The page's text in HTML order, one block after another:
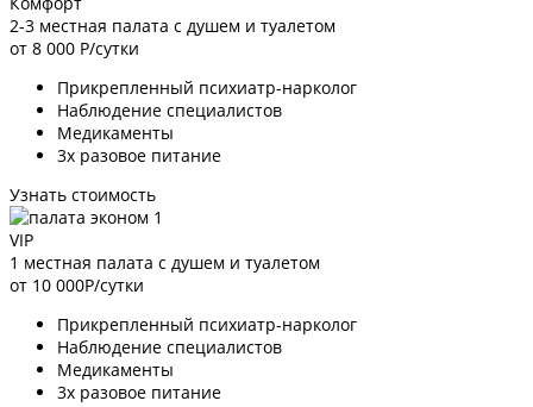
2-3 местная палата с душем и туалетом
от 8 000 Р/сутки
Прикрепленный психиатр-нарколог
Наблюдение специалистов
Медикаменты
3х разовое питание
Узнать стоимость
VIP
1 местная палата с душем и туалетом
от 10 000Р/сутки
Прикрепленный психиатр-нарколог
Наблюдение специалистов
Медикаменты
3х разовое питание